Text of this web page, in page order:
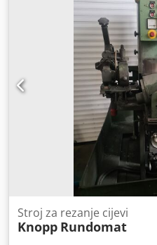
Stroj za rezanje cijevi
Knopp Rundomat